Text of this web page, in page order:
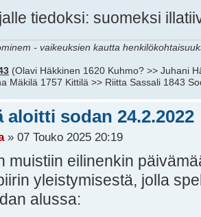
tiedoksi: suomeksi
- vaikeuksien kautta
(Olavi Häkkinen 1620 Kuhmo? >> Juhani
Mäkilä 1757 Kittilä >> Riitta Sassali 1843
aloitti sodan 24.2.2022
» 07 Touko 2025 20:19
muistiin eilinenkin
yleistymisestä, jolla
alussa: